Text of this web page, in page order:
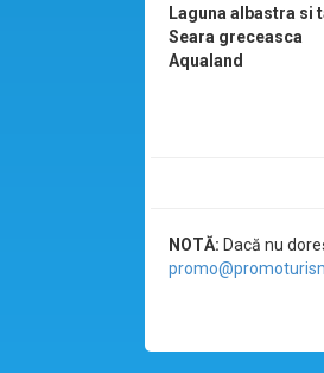
Laguna albastra si
Seara greceasca
Aqualand
NOTĂ: Dacă nu